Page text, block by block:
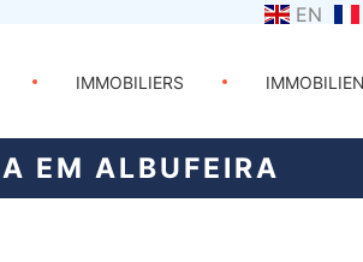
EN
IMMOBILIERS IMMOBILIEN
EM ALBUFEIRA